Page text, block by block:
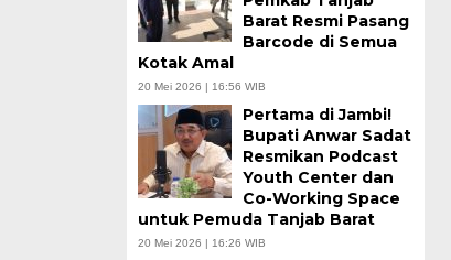
Barat Resmi Pasang
Barcode di Semua
Kotak Amal
20 Mei 2026 | 16:56 WIB
Pertama di Jambi!
Bupati Anwar Sadat
Resmikan Podcast
Youth Center dan
Co-Working Space
untuk Pemuda Tanjab Barat
20 Mei 2026 | 16:26 WIB